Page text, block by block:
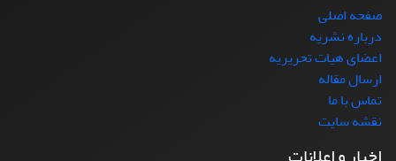
صفحه اصلی
درباره نشریه
اعضای هیات تحریریه
ارسال مقاله
تماس با ما
نقشه سایت